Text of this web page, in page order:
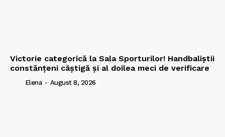
Victorie categorică la Sala Sporturilor! Handbaliștii
constănțeni câștigă și al doilea meci de verificare
Elena - August 8, 2026